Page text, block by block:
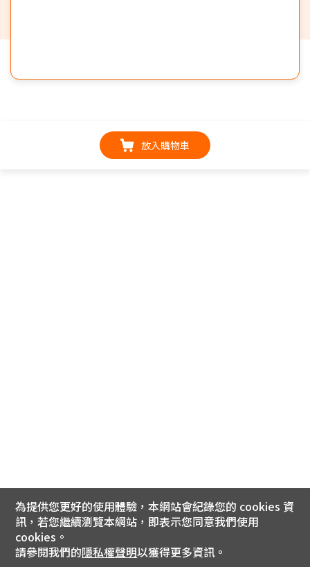
放入購物車
為提供您更好的使用體驗，本網站會紀錄您的 cookies 資
訊，若您繼續瀏覽本網站，即表示您同意我們使用
cookies。
請參閱我們的隱私權聲明以獲得更多資訊。